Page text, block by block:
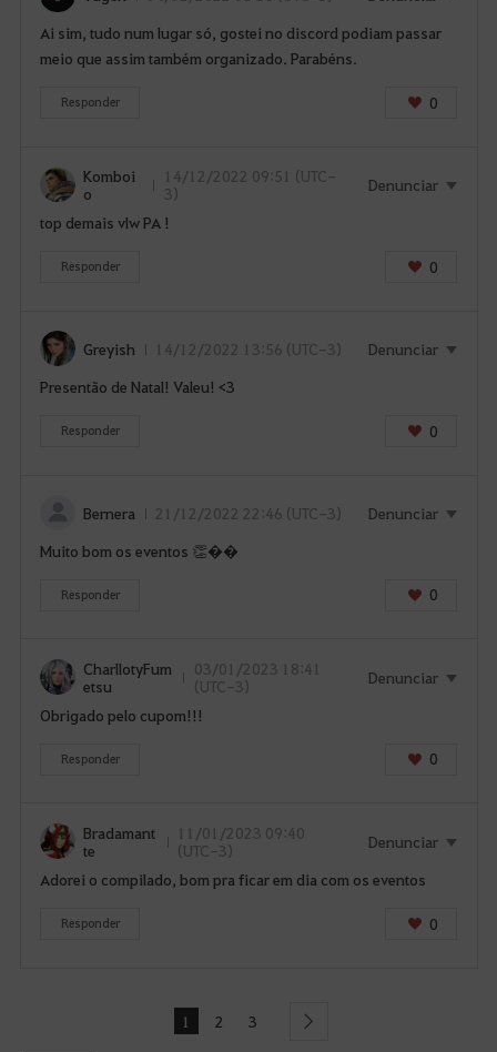
Ai sim, tudo num lugar só, gostei no discord podiam passar
meio que assim também organizado. Parabéns.
Responder 0
Komboi
o
14/12/2022 09:51 (UTC-
3)
Denunciar
top demais vlw PA !
Responder 0
Greyish 14/12/2022 13:56 (UTC-3)
Denunciar
Presentão de Natal! Valeu! <3
Responder 0
Bernera 21/12/2022 22:46 (UTC-3)
Denunciar
Muito bom os eventos 👏��
Responder 0
CharllotyFum
etsu
03/01/2023 18:41
(UTC-3)
Denunciar
Obrigado pelo cupom!!!
Responder 0
Bradamant
te
11/01/2023 09:40
(UTC-3)
Denunciar
Adorei o compilado, bom pra ficar em dia com os eventos
Responder 0
1 2 3 next